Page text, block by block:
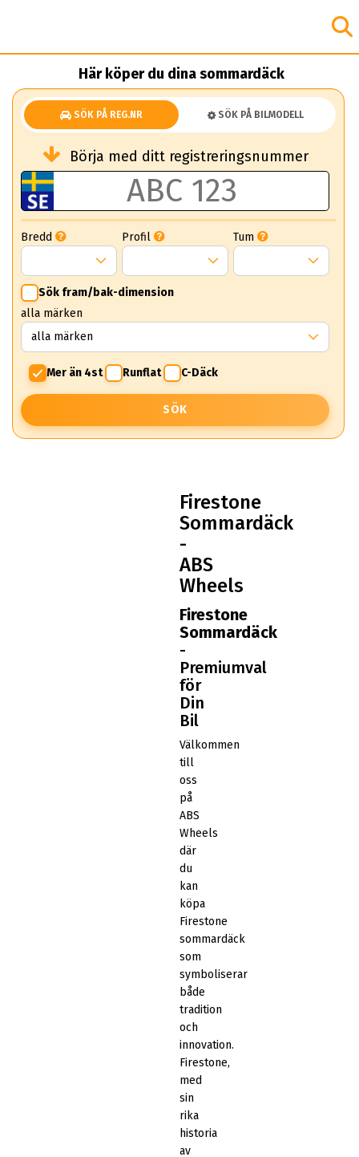
Här köper du dina sommardäck
SÖK PÅ REG.NR SÖK PÅ BILMODELL
Börja med ditt registreringsnummer
Bredd Profil Tum
Sök fram/bak-dimension
alla märken
Mer än 4st Runflat C-Däck
SÖK
Firestone
Sommardäck
-
ABS
Wheels
Firestone
Sommardäck
-
Premiumval
för
Din
Bil
Välkommen
till
oss
på
ABS
Wheels
där
du
kan
köpa
Firestone
sommardäck
som
symboliserar
både
tradition
och
innovation.
Firestone,
med
sin
rika
historia
av